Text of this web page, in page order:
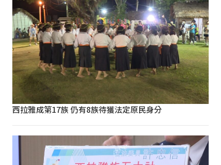
西拉雅成第17族 仍有8族待獲法定原民身分